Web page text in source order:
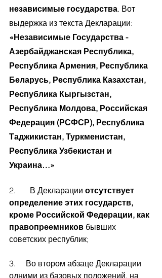
независимые государства. Вот
выдержка из текста Декларации:
«Независимые Государства -
Азербайджанская Республика,
Республика Армения, Республика
Беларусь, Республика Казахстан,
Республика Кыргызстан,
Республика Молдова, Российская
Федерация (РСФСР), Республика
Таджикистан, Туркменистан,
Республика Узбекистан и
Украина…»
2.       В Декларации отсутствует
определение этих государств,
кроме Российской Федерации, как
правопреемников бывших
советских республик;
3.     Во втором абзаце Декларации
одними из базовых положений, на